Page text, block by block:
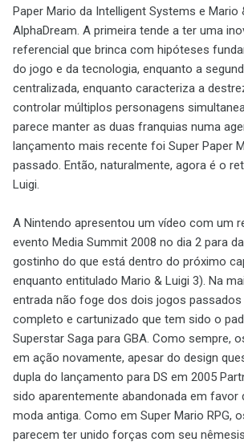
Paper Mario da Intelligent Systems e Mario
AlphaDream. A primeira tende a ter uma
referencial que brinca com hipóteses
do jogo e da tecnologia, enquanto a
centralizada, enquanto caracteriza a
controlar múltiplos personagens
parece manter as duas franquias numa
lançamento mais recente foi Super Paper
passado. Então, naturalmente, agora é o
Luigi.
A Nintendo apresentou um vídeo com um
evento Media Summit 2008 no dia 2 para
gostinho do que está dentro do próximo
enquanto entitulado Mario & Luigi 3). Na
entrada não foge dos dois jogos
completo e cartunizado que tem sido o
Superstar Saga para GBA. Como sempre,
em ação novamente, apesar do design
dupla do lançamento para DS em 2005
sido aparentemente abandonada em favor
moda antiga. Como em Super Mario RPG,
parecem ter unido forças com seu